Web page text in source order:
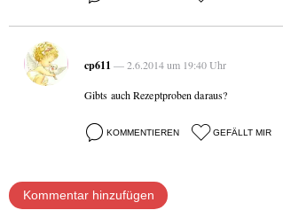
cp611 — 2.6.2014 um 19:40 Uhr
Gibts auch Rezeptproben daraus?
KOMMENTIEREN GEFÄLLT MIR
Kommentar hinzufügen